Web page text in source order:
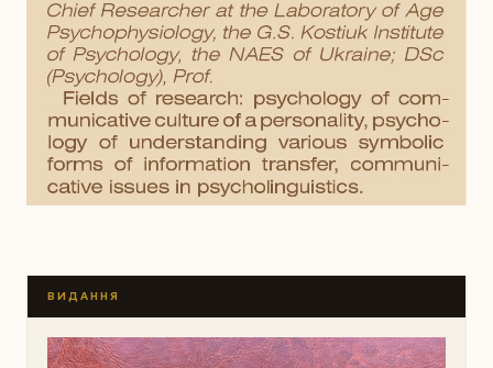
ВИДАННЯ